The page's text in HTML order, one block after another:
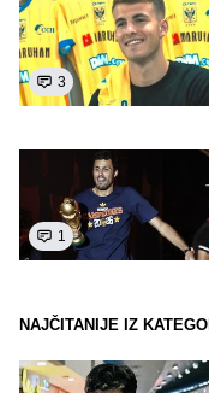
3
1
NAJČITANIJE IZ